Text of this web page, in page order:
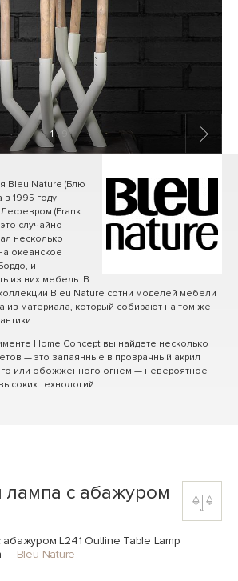
1 / 9
Bleu Nature (Блю
1995 году
(Frank
случайно —
несколько
океанское
и
из них мебель. В
Bleu Nature сотни моделей мебели
из материала, который собирают на том же
Home Concept вы найдете несколько
— это запаянные в прозрачный акрил
или обожженного огнем — невероятное
технологий.
лампа с абажуром
L241 Outline Table Lamp
— Bleu Nature